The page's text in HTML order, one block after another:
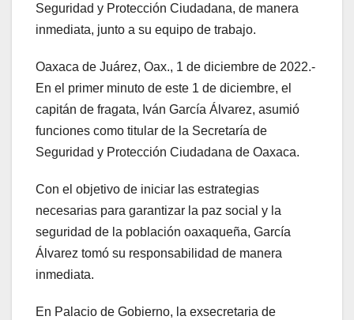
Seguridad y Protección Ciudadana, de manera
inmediata, junto a su equipo de trabajo.
Oaxaca de Juárez, Oax., 1 de diciembre de 2022.-
En el primer minuto de este 1 de diciembre, el
capitán de fragata, Iván García Álvarez, asumió
funciones como titular de la Secretaría de
Seguridad y Protección Ciudadana de Oaxaca.
Con el objetivo de iniciar las estrategias
necesarias para garantizar la paz social y la
seguridad de la población oaxaqueña, García
Álvarez tomó su responsabilidad de manera
inmediata.
En Palacio de Gobierno, la exsecretaria de